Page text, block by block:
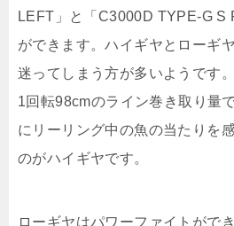
LEFT」と「C3000D TYPE-G S
ができます。ハイギヤとローギ
迷ってしまう方が多いようです。
1回転98cmのライン巻き取り量
にリーリング中の魚の当たりを
のがハイギヤです。
ローギヤはパワーファイトがで